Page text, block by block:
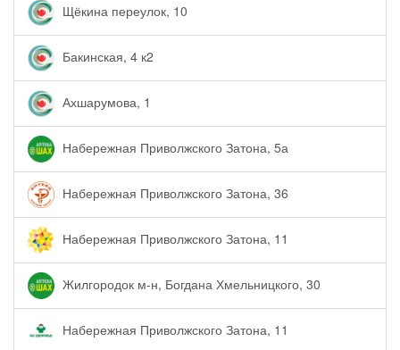
Щёкина переулок, 10
Бакинская, 4 к2
Ахшарумова, 1
Набережная Приволжского Затона, 5а
Набережная Приволжского Затона, 36
Набережная Приволжского Затона, 11
Жилгородок м-н, Богдана Хмельницкого, 30
Набережная Приволжского Затона, 11